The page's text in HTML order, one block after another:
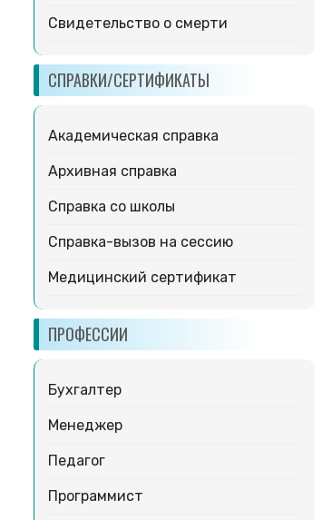
Свидетельство о смерти
СПРАВКИ/СЕРТИФИКАТЫ
Академическая справка
Архивная справка
Справка со школы
Справка-вызов на сессию
Медицинский сертификат
ПРОФЕССИИ
Бухгалтер
Менеджер
Педагог
Программист